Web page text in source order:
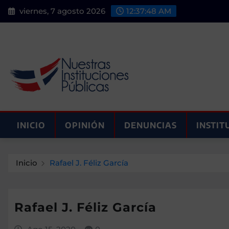
Saltar
al
viernes, 7 agosto 2026 12:37:48 AM
INICIO OPINIÓN DENUNCIAS
Inicio Rafael J. Féliz García
Rafael J. Féliz García